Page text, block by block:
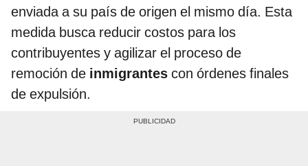
enviada a su país de origen el mismo día. Esta
medida busca reducir costos para los
contribuyentes y agilizar el proceso de
remoción de inmigrantes con órdenes finales
de expulsión.